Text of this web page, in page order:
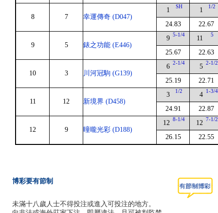
8 7 幸運傳奇 (D047)
1 SH
24.83
1 1/2
22.67
9 5 錶之功能 (E446)
9 5-1/4
25.67
11 5
22.63
10 3 川河冠駒 (G139)
6 2-1/4
25.19
5 2-1/2
22.71
11 12 新境界 (D458)
3 1/2
24.91
4 1-3/4
22.87
12 9 曈曨光彩 (D188)
12 8-1/4
26.15
12 7-1/2
22.55
博彩要有節制
未滿十八歲人士不得投注或進入可投注的地方。